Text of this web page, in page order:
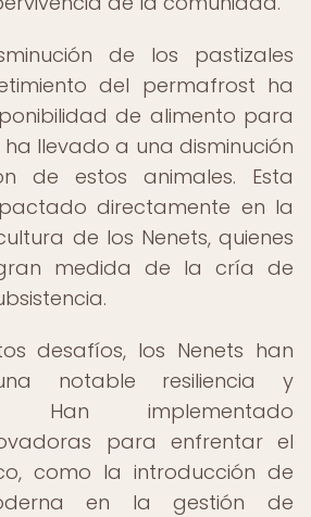
de los pastizales
del permafrost ha
de alimento para
ha llevado a una disminución
de estos animales. Esta
directamente en la
de los Nenets, quienes
medida de la cría de
desafíos, los Nenets han
notable resiliencia y
Han implementado
para enfrentar el
como la introducción de
en la gestión de